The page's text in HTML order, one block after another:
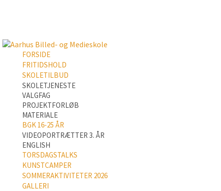
FORSIDE
FRITIDSHOLD
SKOLETILBUD
SKOLETJENESTE
VALGFAG
PROJEKTFORLØB
MATERIALE
BGK 16-25 ÅR
VIDEOPORTRÆTTER 3. ÅR
ENGLISH
TORSDAGSTALKS
KUNSTCAMPER
SOMMERAKTIVITETER 2026
GALLERI